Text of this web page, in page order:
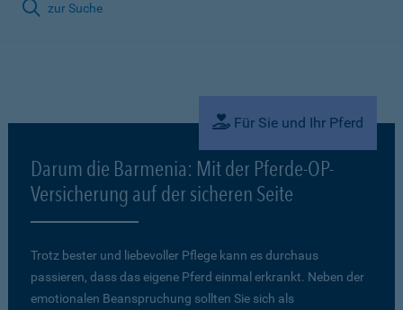
zur Suche
Für Sie und Ihr Pferd
Darum die Barmenia: Mit der Pferde-OP-
Versicherung auf der sicheren Seite
Trotz bester und liebevoller Pflege kann es durchaus
passieren, dass das eigene Pferd einmal erkrankt. Neben der
emotionalen Beanspruchung sollten Sie sich als